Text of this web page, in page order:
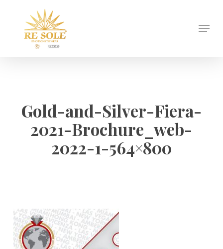
Menu
Gold-and-Silver-Fiera-
2021-Brochure_web-
2022-1-564×800
Close